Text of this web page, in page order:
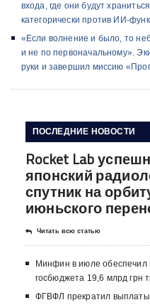
входа, где они будут
категорически против ИИ-
«Если волнение и было, то
и не по первоначальному».
руки и завершил миссию
ПОСЛЕДНИЕ НОВОСТИ
Rocket Lab
японский
спутник на
июньского
Читать всю статью
Минфин в июле обеспечил
госбюджета 19,6 млрд грн
ФГВФЛ прекратил